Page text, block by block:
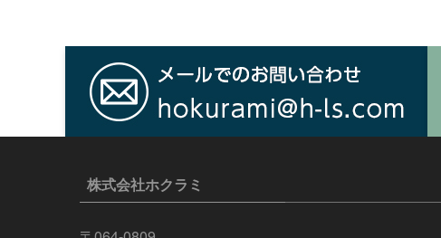
株式会社ホクラミ